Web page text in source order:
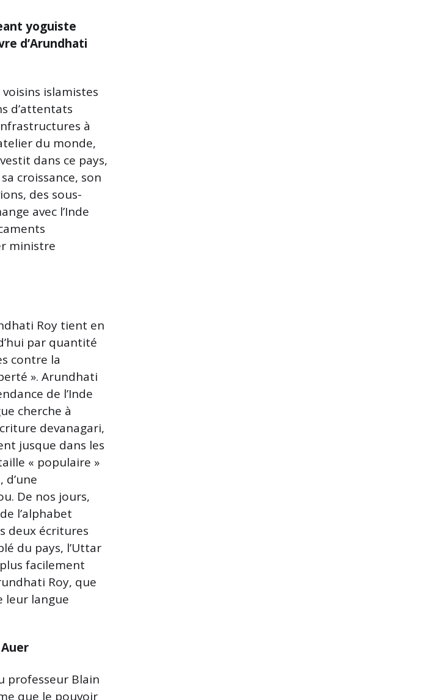
yoguiste
d’Arundhati
islamistes
d’attentats
à
du monde,
dans ce pays,
croissance, son
des sous-
avec l’Inde
ministre
Roy tient en
par quantité
contre la
». Arundhati
de l’Inde
cherche à
devanagari,
jusque dans les
« populaire »
De nos jours,
l’alphabet
deux écritures
du pays, l’Uttar
facilement
Roy, que
leur langue
professeur Blain
que le pouvoir